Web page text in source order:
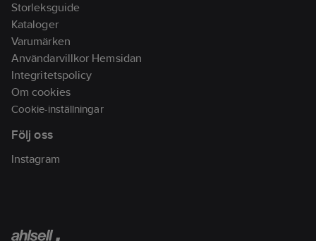
Storleksguide
Kataloger
Varumärken
Användarvillkor Hemsidan
Integritetspolicy
Om cookies
Cookie-inställningar
Följ oss
Instagram